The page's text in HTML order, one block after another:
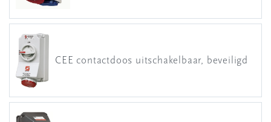
CEE contactdoos uitschakelbaar, beveiligd